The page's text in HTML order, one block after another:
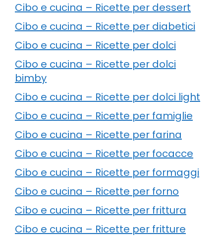
Cibo e cucina – Ricette per dessert
Cibo e cucina – Ricette per diabetici
Cibo e cucina – Ricette per dolci
Cibo e cucina – Ricette per dolci
bimby
Cibo e cucina – Ricette per dolci light
Cibo e cucina – Ricette per famiglie
Cibo e cucina – Ricette per farina
Cibo e cucina – Ricette per focacce
Cibo e cucina – Ricette per formaggi
Cibo e cucina – Ricette per forno
Cibo e cucina – Ricette per frittura
Cibo e cucina – Ricette per fritture